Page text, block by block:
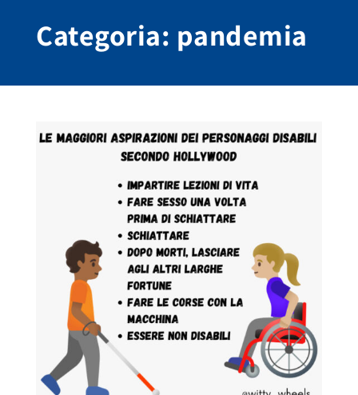
Categoria: pandemia